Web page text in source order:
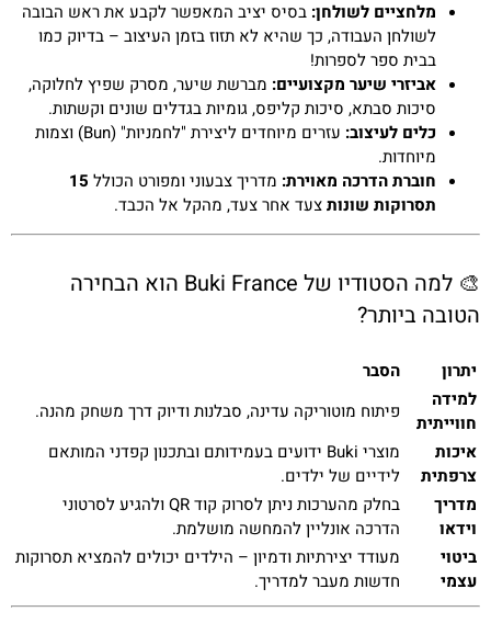
מלחציים לשולחן: בסיס יציב המאפשר לקבע את ראש הבובה
לשולחן העבודה, כך שהיא לא תזוז בזמן העיצוב – בדיוק כמו
בבית ספר לספרות!
אביזרי שיער מקצועיים: מברשת שיער, מסרק שפיץ לחלוקה,
סיכות סבתא, סיכות קליפס, גומיות בגדלים שונים וקשתות.
כלים לעיצוב:
עזרים מיוחדים ליצירת "לחמניות" (Bun) וצמות
מיוחדות.
חוברת הדרכה מאוירת: מדריך צבעוני ומפורט הכולל 15
תסרוקות שונותצעד אחר צעד, מהקל אל הכבד.
🎨 למה הסטודיו של Buki France הוא הבחירה
הטובה ביותר?
יתרון
הסבר
למידה
חווייתית
פיתוח מוטוריקה עדינה, סבלנות ודיוק דרך משחק מהנה.
איכות
צרפתית
מוצרי Buki ידועים בעמידותם ובתכנון קפדני המותאם
לידיים של ילדים.
מדריך
וידאו
בחלק מהערכות ניתן לסרוק קוד QR ולהגיע לסרטוני
הדרכה אונליין להמחשה מושלמת.
ביטוי
עצמי
מעודד יצירתיות ודמיון – הילדים יכולים להמציא תסרוקות
חדשות מעבר למדריך.